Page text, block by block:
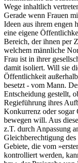
Wege inhaltlich
Gerade wenn Frauen
Ideen aus ihrem engen
eine eigene
Bereich, der ihnen per
welchem männliche
Frau ist in ihrer
damit isoliert. Will sie
Öffentlichkeit
besetzt - vom Mann.
Entscheidung gestellt,
Regieführung ihres
Konkurrenz oder sogar
bewegen will. Aus
z.T. durch Anpassung
Gleichberechtigung
Gebiete, die vom
kontrolliert werden,